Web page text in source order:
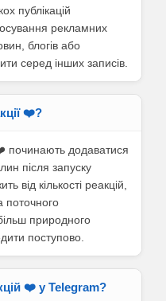
публікацій
рекламних
блогів або
серед інших записів.
❤️?
❤️ починають додаватися
після запуску
від кількості реакцій,
поточного
природного
поступово.
❤️ у Telegram?